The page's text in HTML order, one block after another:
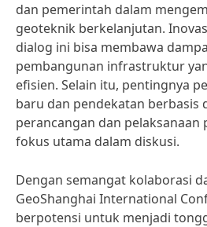
dan pemerintah dalam
geoteknik berkelanjutan.
dialog ini bisa membawa
pembangunan infrastruktur
efisien. Selain itu, pentingnya
baru dan pendekatan berbasis
perancangan dan pelaksanaan
fokus utama dalam diskusi.
Dengan semangat kolaborasi
GeoShanghai International
berpotensi untuk menjadi